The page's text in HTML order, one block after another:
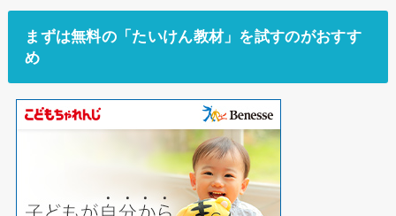
まずは無料の「たいけん教材」を試すのがおすす
め